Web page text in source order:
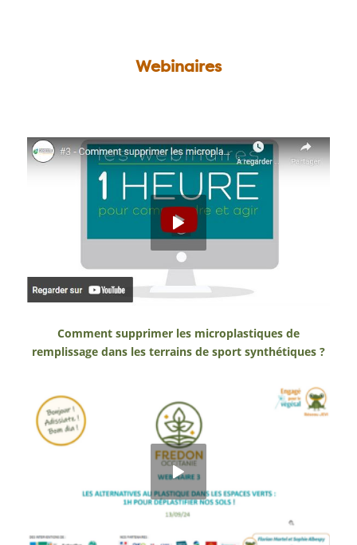
Webinaires
Comment supprimer les microplastiques de
remplissage dans les terrains de sport synthétiques ?